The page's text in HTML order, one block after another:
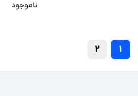
ناموجود
۱ ۲